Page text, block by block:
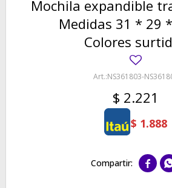
Mochila expandible
Medidas 31 * 29
Colores
NS361803-
$ 2.221
$ 1.888
